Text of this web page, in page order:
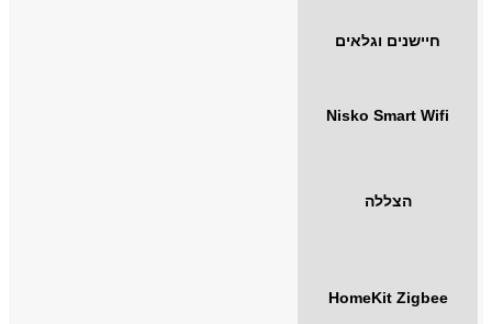
חיישנים וגלאים
Nisko Smart Wifi
הצללה
HomeKit Zigbee